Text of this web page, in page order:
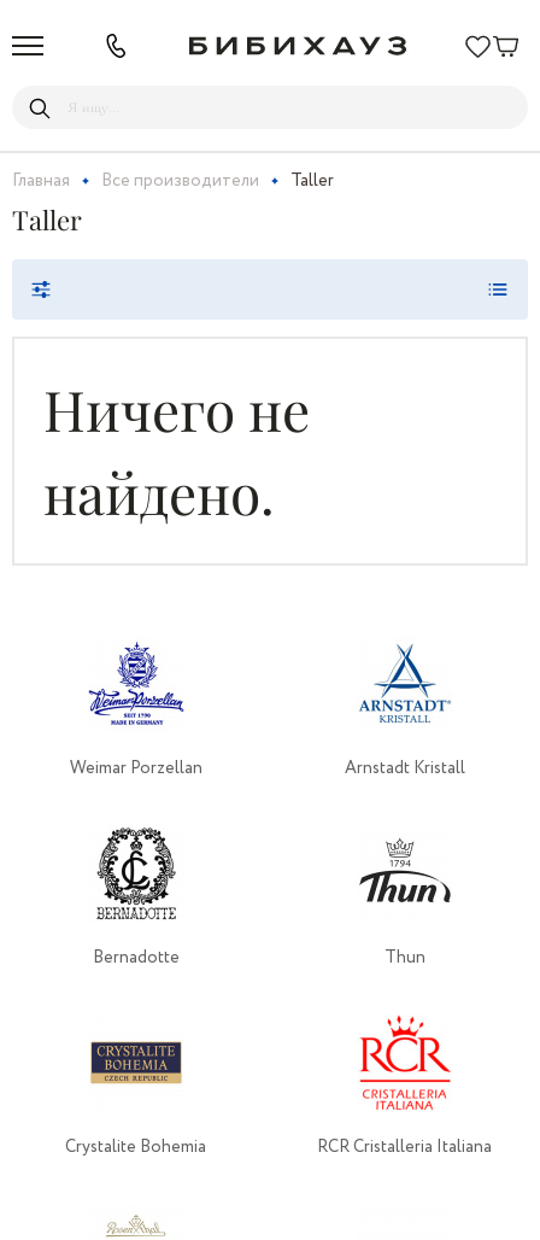
Главная Все производители Taller
Taller
Ничего не
найдено.
Weimar Porzellan Arnstadt Kristall
Bernadotte Thun
Crystalite Bohemia RCR Cristalleria Italiana